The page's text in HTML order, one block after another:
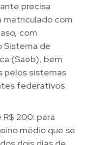
precisa
matriculado com
com
Sistema de
(Saeb), bem
pelos sistemas
federativos
200: para
médio que se